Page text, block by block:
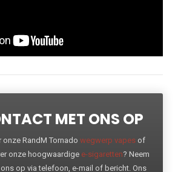
MET ONS OP
onze RandM Tornado wegwerp vapes of
onze hoogwaardige e-sigaretten? Neem
op via telefoon, e-mail of bericht. Ons